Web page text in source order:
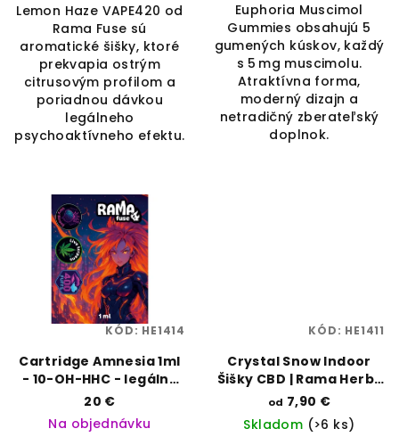
Lemon Haze VAPE420 od
Rama Fuse sú
aromatické šišky, ktoré
prekvapia ostrým
citrusovým profilom a
poriadnou dávkou
legálneho
psychoaktívneho efektu.
Euphoria Muscimol
Gummies obsahujú 5
gumených kúskov, každý
s 5 mg muscimolu.
Atraktívna forma,
moderný dizajn a
netradičný zberateľský
doplnok.
Cartridge Amnesia 1ml
- 10-OH-HHC - legálny
suvenír s terpénmi |
Rama Fuse | Vaporama
20 €
Na objednávku
KÓD: HE1414
Crystal Snow Indoor
Šišky CBD | Rama Herbs
| Vaporama
od 7,90 €
Skladom (>6 ks)
KÓD: HE1411